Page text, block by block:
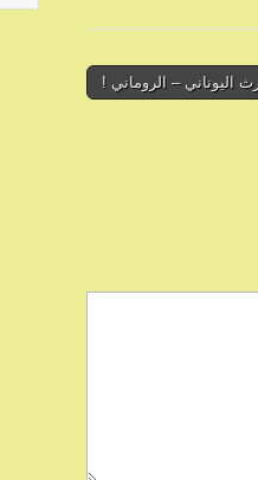
اليوناني – الروماني !